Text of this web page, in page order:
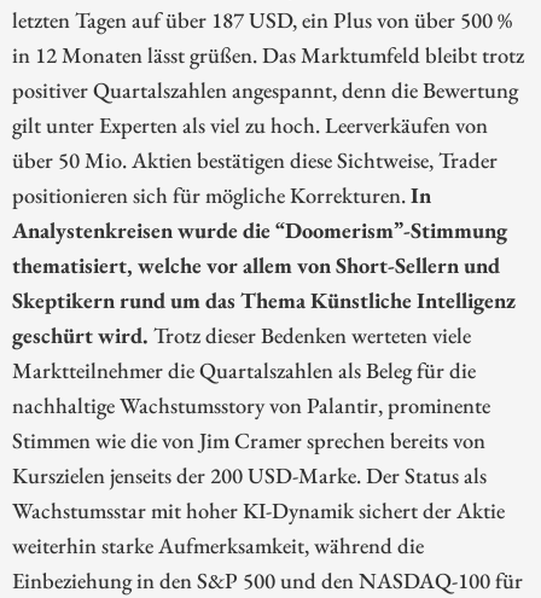
letzten Tagen auf über 187 USD, ein Plus von über 500 %
in 12 Monaten lässt grüßen. Das Marktumfeld bleibt trotz
positiver Quartalszahlen angespannt, denn die Bewertung
gilt unter Experten als viel zu hoch. Leerverkäufen von
über 50 Mio. Aktien bestätigen diese Sichtweise, Trader
positionieren sich für mögliche Korrekturen.In
Analystenkreisen wurde die “Doomerism”-Stimmung
thematisiert, welche vor allem von Short-Sellern und
Skeptikern rund um das Thema Künstliche Intelligenz
geschürt wird. Trotz dieser Bedenken werteten viele
Marktteilnehmer die Quartalszahlen als Beleg für die
nachhaltige Wachstumsstory von Palantir, prominente
Stimmen wie die von Jim Cramer sprechen bereits von
Kurszielen jenseits der 200 USD-Marke. Der Status als
Wachstumsstar mit hoher KI-Dynamik sichert der Aktie
weiterhin starke Aufmerksamkeit, während die
Einbeziehung in den S&P 500 und den NASDAQ-100 für